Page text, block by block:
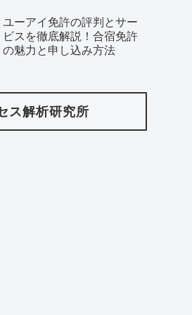
ユーアイ免許の評判とサー
ビスを徹底解説！合宿免許
の魅力と申し込み方法
ス解析研究所